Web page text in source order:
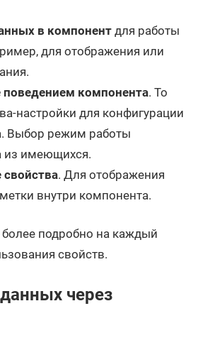
в компонент для работы
для отображения или
поведением компонента. То
настройки для конфигурации
Выбор режим работы
из имеющихся.
. Для отображения
внутри компонента.
более подробно на каждый
свойств.
через